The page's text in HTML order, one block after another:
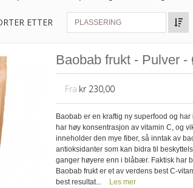
ETTER PLASSERING
Baobab frukt - Pulver
Fra kr 230,00
Baobab er en kraftig ny superfood og
har høy konsentrasjon av vitamin C, og
inneholder den mye fiber, så inntak av
antioksidanter som kan bidra til
ganger høyere enn i blåbær. Faktisk har
Baobab frukt er et av verdens best C-
best resultat...
Les mer